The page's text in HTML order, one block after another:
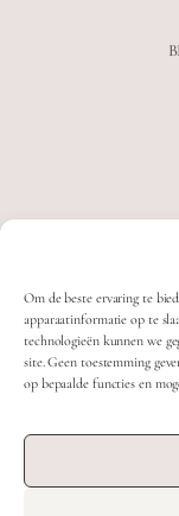
Om de beste ervaring te
apparaatinformatie op te
technologieën kunnen we
site. Geen toestemming
op bepaalde functies en